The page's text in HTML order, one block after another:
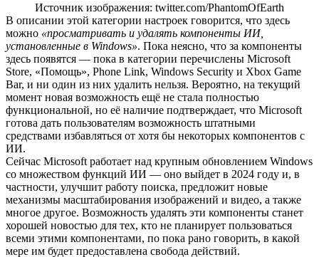
Источник изображения: twitter.com/PhantomOfEarth​
В описании этой категории настроек говорится, что здесь
можно «просматривать и удалять компоненты ИИ,
установленные в Windows». Пока неясно, что за компоненты
здесь появятся — пока в категории перечислены Microsoft
Store, «Помощь», Phone Link, Windows Security и Xbox Game
Bar, и ни один из них удалить нельзя. Вероятно, на текущий
момент новая возможность ещё не стала полностью
функциональной, но её наличие подтверждает, что Microsoft
готова дать пользователям возможность штатными
средствами избавляться от хотя бы некоторых компонентов с
ИИ.
Сейчас Microsoft работает над крупным обновлением Windows
со множеством функций ИИ — оно выйдет в 2024 году и, в
частности, улучшит работу поиска, предложит новые
механизмы масштабирования изображений и видео, а также
многое другое. Возможность удалять эти компоненты станет
хорошей новостью для тех, кто не планирует пользоваться
всеми этими компонентами, по пока рано говорить, в какой
мере им будет предоставлена свобода действий.